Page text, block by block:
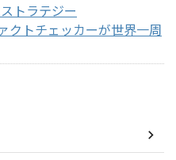
トラテジー
クトチェッカーが世界一周